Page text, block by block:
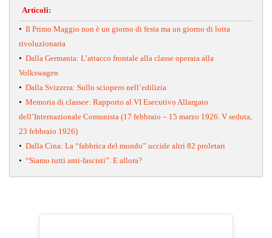
Articoli:
• Il Primo Maggio non è un giorno di festa ma un giorno di lotta
rivoluzionaria
• Dalla Germania: L’attacco frontale alla classe operaia alla
Volkswagen
• Dalla Svizzera: Sullo sciopero nell’edilizia
• Memoria di classee: Rapporto al VI Esecutivo Allargato
dell’Internazionale Comunista (17 febbraio – 15 marzo 1926. V seduta,
23 febbraio 1926)
• Dalla Cina: La “fabbrica del mondo” uccide altri 82 proletari
• “Siamo tutti anti-fascisti”. E allora?